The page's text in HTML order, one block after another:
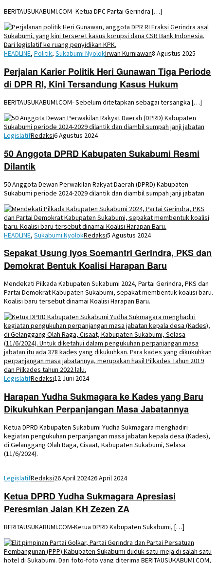
BERITAUSUKABUMI.COM–Ketua DPC Partai Gerindra […]
HEADLINE, Politik, Sukabumi NyolokIrwan Kurniawan8 Agustus 2025
Perjalan Karier Politik Heri Gunawan Tiga Periode
di DPR RI, Kini Tersandung Kasus Hukum
BERITAUSUKABUMI.COM- Sebelum ditetapkan sebagai tersangka […]
LegislatifRedaksi6 Agustus 2024
50 Anggota DPRD Kabupaten Sukabumi Resmi
Dilantik
50 Anggota Dewan Perwakilan Rakyat Daerah (DPRD) Kabupaten
Sukabumi periode 2024-2029 dilantik dan diambil sumpah janji jabatan
HEADLINE, Sukabumi NyolokRedaksi5 Agustus 2024
Sepakat Usung Iyos Soemantri Gerindra, PKS dan
Demokrat Bentuk Koalisi Harapan Baru
Mendekati Pilkada Kabupaten Sukabumi 2024, Partai Gerindra, PKS dan
Partai Demokrat Kabupaten Sukabumi, sepakat membentuk koalisi baru.
Koalisi baru tersebut dinamai Koalisi Harapan Baru.
LegislatifRedaksi12 Juni 2024
Harapan Yudha Sukmagara ke Kades yang Baru
Dikukuhkan Perpanjangan Masa Jabatannya
Ketua DPRD Kabupaten Sukabumi Yudha Sukmagara menghadiri
kegiatan pengukuhan perpanjangan masa jabatan kepala desa (Kades),
di Gelanggang Olah Raga, Cisaat, Kabupaten Sukabumi, Selasa
(11/6/2024).
LegislatifRedaksi26 April 202426 April 2024
Ketua DPRD Yudha Sukmagara Apresiasi
Peresmian Jalan KH Zezen ZA
BERITAUSUKABUMI.COM-Ketua DPRD Kabupaten Sukabumi, […]